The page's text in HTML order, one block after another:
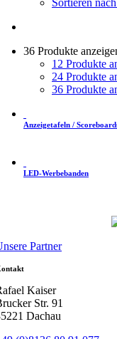
Sortieren nach
36 Produkte
12 Produkte
24 Produkte
36 Produkte
Anzeigetafeln /
LED-Werbebanden
Partner
Kaiser
Str. 91
Dachau